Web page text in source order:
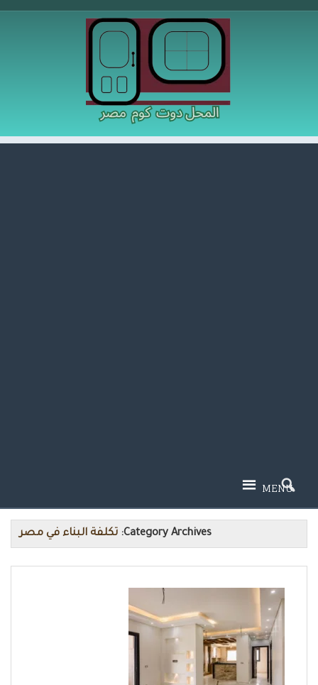
MENU
Category Archives: تكلفة البناء في مصر